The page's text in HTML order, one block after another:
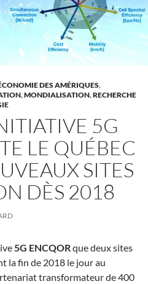
DES AMÉRIQUES,
,MONDIALISATION,RECHERCHE
5G
LE QUÉBEC
SITES
DÈS 2018
5G ENCQORque deux sites
la fin de 2018 le jour au
transformateur de 400